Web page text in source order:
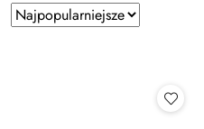
Zastosowano
sortowanie:
Sortuj
według